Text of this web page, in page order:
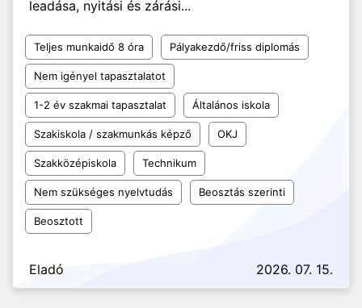
leadása, nyitási és zárási...
Teljes munkaidő 8 óra Pályakezdő/friss diplomás
Nem igényel tapasztalatot
1-2 év szakmai tapasztalat Általános iskola
Szakiskola / szakmunkás képző OKJ
Szakközépiskola Technikum
Nem szükséges nyelvtudás Beosztás szerinti
Beosztott
Eladó 2026. 07. 15.